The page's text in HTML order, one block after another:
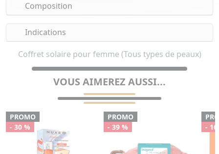
Composition
Indications
Coffret solaire pour femme (Tous types de peaux)
VOUS AIMEREZ AUSSI...
PROMO
- 30 %
PROMO
- 39 %
-